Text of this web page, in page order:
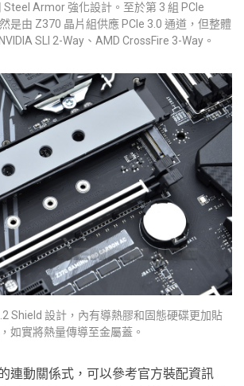
Steel Armor 強化設計。至於第 3 組 PCIe
是由 Z370 晶片組供應 PCIe 3.0 通道，但整體
SLI 2-Way、AMD CrossFire 3-Way。
Shield 設計，內有導熱膠和固態硬碟更加貼
如實將熱量傳導至金屬蓋。
連動關係式，可以參考官方裝配資訊